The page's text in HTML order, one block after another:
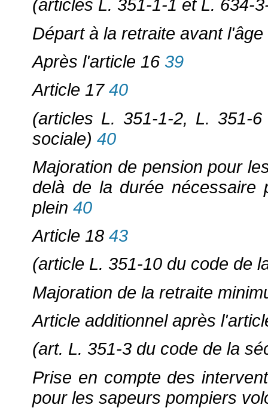
(articles L. 351-1-1 et L. 634-
Départ à la retraite avant
Après l'article 16 39
Article 1740
(articles L. 351-1-2, L. 351-
sociale) 40
Majoration de pension pour
delà de la durée nécessaire
plein 40
Article 18 43
(article L. 351-10 du code de
Majoration de la retraite
Article additionnel après
(art. L. 351-3 du code de la
Prise en compte des
pour les sapeurs pompiers